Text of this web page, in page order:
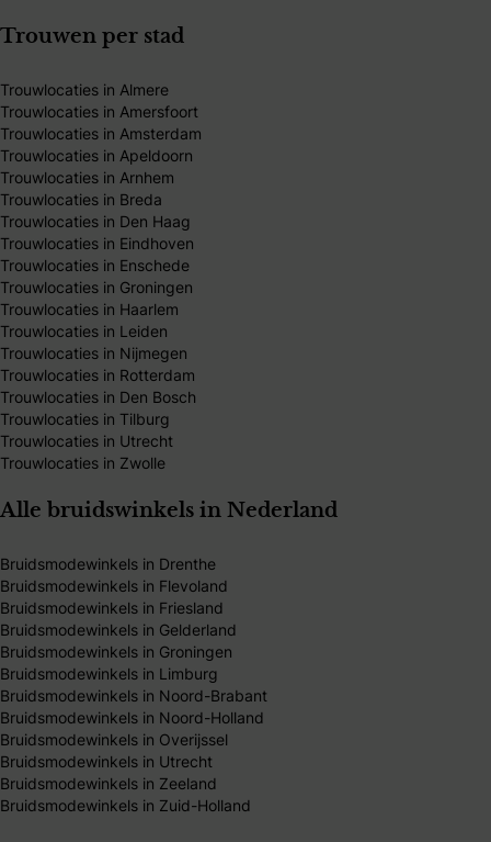
Trouwen per stad
Trouwlocaties in Almere
Trouwlocaties in Amersfoort
Trouwlocaties in Amsterdam
Trouwlocaties in Apeldoorn
Trouwlocaties in Arnhem
Trouwlocaties in Breda
Trouwlocaties in Den Haag
Trouwlocaties in Eindhoven
Trouwlocaties in Enschede
Trouwlocaties in Groningen
Trouwlocaties in Haarlem
Trouwlocaties in Leiden
Trouwlocaties in Nijmegen
Trouwlocaties in Rotterdam
Trouwlocaties in Den Bosch
Trouwlocaties in Tilburg
Trouwlocaties in Utrecht
Trouwlocaties in Zwolle
Alle bruidswinkels in Nederland
Bruidsmodewinkels in Drenthe
Bruidsmodewinkels in Flevoland
Bruidsmodewinkels in Friesland
Bruidsmodewinkels in Gelderland
Bruidsmodewinkels in Groningen
Bruidsmodewinkels in Limburg
Bruidsmodewinkels in Noord-Brabant
Bruidsmodewinkels in Noord-Holland
Bruidsmodewinkels in Overijssel
Bruidsmodewinkels in Utrecht
Bruidsmodewinkels in Zeeland
Bruidsmodewinkels in Zuid-Holland